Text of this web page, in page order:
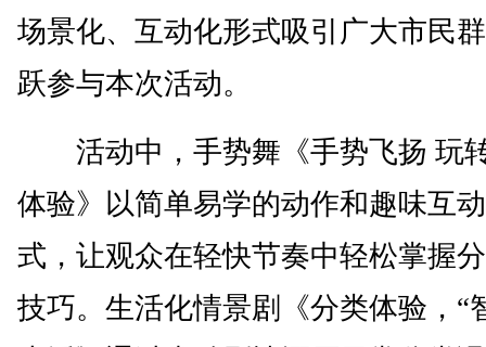
场景化、互动化形式吸引广大市民
跃参与本次活动。
活动中，手势舞《手势飞扬 玩
体验》以简单易学的动作和趣味互
式，让观众在轻快节奏中轻松掌握
技巧。生活化情景剧《分类体验，“